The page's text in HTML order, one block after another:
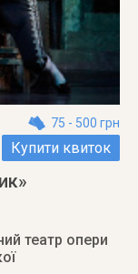
75 - 500 грн
Купити квиток
театр опери